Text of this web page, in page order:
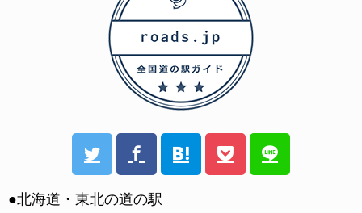
●北海道・東北の道の駅